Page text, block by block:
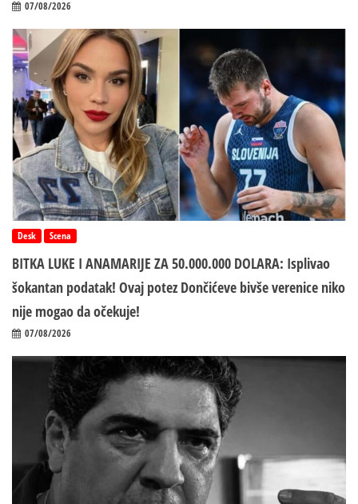
07/08/2026
Desk Scena
BITKA LUKE I ANAMARIJE ZA 50.000.000 DOLARA: Isplivao
šokantan podatak! Ovaj potez Dončićeve bivše verenice niko
nije mogao da očekuje!
07/08/2026